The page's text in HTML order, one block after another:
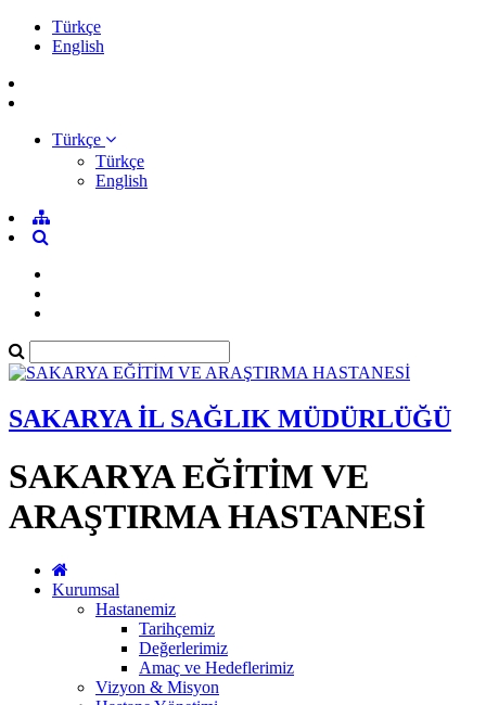
Türkçe
English
Türkçe
Türkçe
English
SAKARYA İL SAĞLIK MÜDÜRLÜĞÜ
SAKARYA EĞİTİM VE
ARAŞTIRMA HASTANESİ
Kurumsal
Hastanemiz
Tarihçemiz
Değerlerimiz
Amaç ve Hedeflerimiz
Vizyon & Misyon